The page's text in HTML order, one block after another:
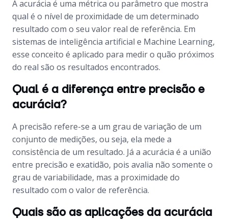
A acurácia é uma métrica ou parâmetro que mostra
qual é o nível de proximidade de um determinado
resultado com o seu valor real de referência. Em
sistemas de inteligência artificial e Machine Learning,
esse conceito é aplicado para medir o quão próximos
do real são os resultados encontrados.
Qual é a diferença entre precisão e
acurácia?
A precisão refere-se a um grau de variação de um
conjunto de medições, ou seja, ela mede a
consistência de um resultado. Já a acurácia é a união
entre precisão e exatidão, pois avalia não somente o
grau de variabilidade, mas a proximidade do
resultado com o valor de referência.
Quais são as aplicações da acurácia